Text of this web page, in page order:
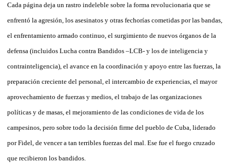
Cada página deja un rastro indeleble sobre la forma revolucionaria que se
enfrentó la agresión, los asesinatos y otras fechorías cometidas por las bandas,
el enfrentamiento armado continuo, el surgimiento de nuevos órganos de la
defensa (incluidos Lucha contra Bandidos –LCB- y los de inteligencia y
contrainteligencia), el avance en la coordinación y apoyo entre las fuerzas, la
preparación creciente del personal, el intercambio de experiencias, el mayor
aprovechamiento de fuerzas y medios, el trabajo de las organizaciones
políticas y de masas, el mejoramiento de las condiciones de vida de los
campesinos, pero sobre todo la decisión firme del pueblo de Cuba, liderado
por Fidel, de vencer a tan terribles fuerzas del mal. Ese fue el fuego cruzado
que recibieron los bandidos.